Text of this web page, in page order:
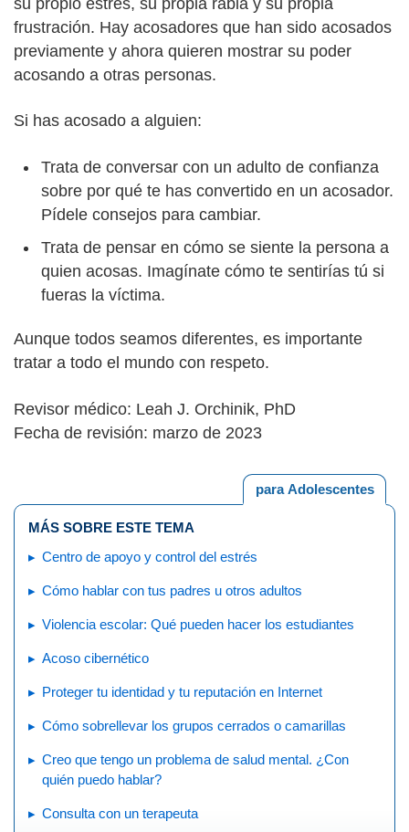
frustración. Hay acosadores que han sido acosados
previamente y ahora quieren mostrar su poder
acosando a otras personas.
Si has acosado a alguien:
Trata de conversar con un adulto de confianza
sobre por qué te has convertido en un acosador.
Pídele consejos para cambiar.
Trata de pensar en cómo se siente la persona a
quien acosas. Imagínate cómo te sentirías tú si
fueras la víctima.
Aunque todos seamos diferentes, es importante
tratar a todo el mundo con respeto.
Revisor médico: Leah J. Orchinik, PhD
Fecha de revisión: marzo de 2023
para Adolescentes
MÁS SOBRE ESTE TEMA
Centro de apoyo y control del estrés
Cómo hablar con tus padres u otros adultos
Violencia escolar: Qué pueden hacer los estudiantes
Acoso cibernético
Proteger tu identidad y tu reputación en Internet
Cómo sobrellevar los grupos cerrados o camarillas
Creo que tengo un problema de salud mental. ¿Con
quién puedo hablar?
Consulta con un terapeuta